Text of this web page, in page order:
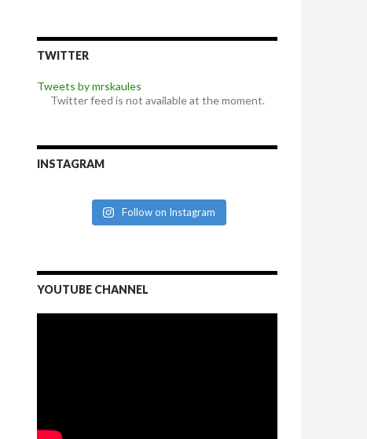
TWITTER
Tweets by mrskaules
Twitter feed is not available at the moment.
INSTAGRAM
Follow on Instagram
YOUTUBE CHANNEL